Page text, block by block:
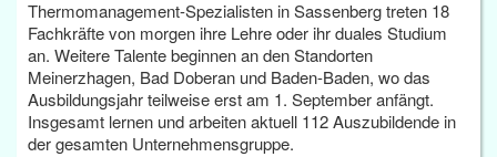
Thermomanagement-Spezialisten in Sassenberg treten 18
Fachkräfte von morgen ihre Lehre oder ihr duales Studium
an. Weitere Talente beginnen an den Standorten
Meinerzhagen, Bad Doberan und Baden-Baden, wo das
Ausbildungsjahr teilweise erst am 1. September anfängt.
Insgesamt lernen und arbeiten aktuell 112 Auszubildende in
der gesamten Unternehmensgruppe.